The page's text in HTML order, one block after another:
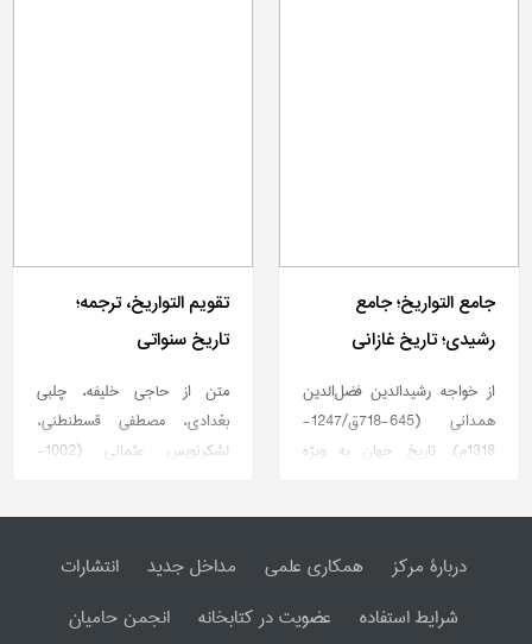
جامع التواریخ؛ جامع
رشیدی؛ تاریخ غازانی
از خواجه رشیدالدین فضل‌الدین
همدانی (645-718ق/1247-
1318م). تاریخ جهان به ویژه
آنان، كه به یاری چند تن، به
آغاز و در 706ق به انجام رسانده
«صورالاقالیم و مسالك و ممالك»
تقویم التواریخ، ترجمه؛
تاریخ سنواتی
متن از حاجی خلیفه، چلبی
بغدادی، مصطفی قسطنطنی،
لشکرنویس عثمانی (1002-
دو ماه از 1058ق (1648م) نگاشته
دربارۀ مرکز همکاری علمی مداخل جدید
انتشارات
شرایط استفاده
عضویت در کتابخانه انجمن حامیان